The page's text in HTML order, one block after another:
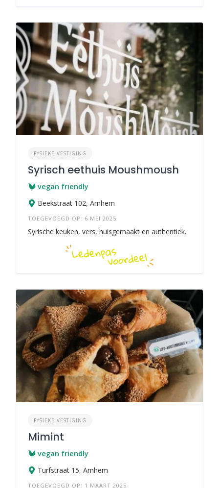
FYSIEKE VESTIGING
Syrisch eethuis Moushmoush
vegan friendly
Beekstraat 102, Arnhem
TOEGEVOEGD OP: 6 MEI 2025
Syrische keuken, vers, huisgemaakt en authentiek.
FYSIEKE VESTIGING
Mimint
vegan friendly
Turfstraat 15, Arnhem
TOEGEVOEGD OP: 1 MAART 2025